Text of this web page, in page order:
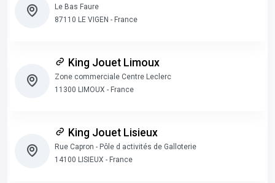
Le Bas Faure
87110 LE VIGEN - France
King Jouet Limoux
Zone commerciale Centre Leclerc
11300 LIMOUX - France
King Jouet Lisieux
Rue Capron - Pôle d activités de Galloterie
14100 LISIEUX - France